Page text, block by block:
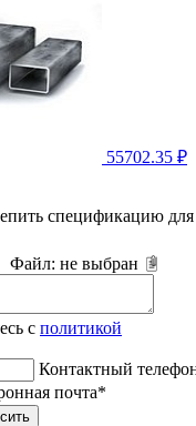
55702.35 ₽
спецификацию для
Файл: не выбран
с политикой
Контактный
почта*